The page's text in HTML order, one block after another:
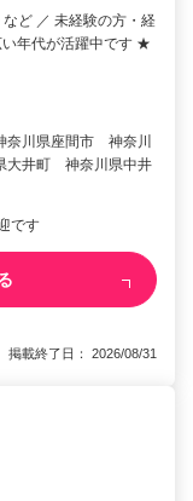
ど ／ 未経験の方・経
年代が活躍中です ★
川県座間市 神奈川
大井町 神奈川県中井
です
載終了日： 2026/08/31